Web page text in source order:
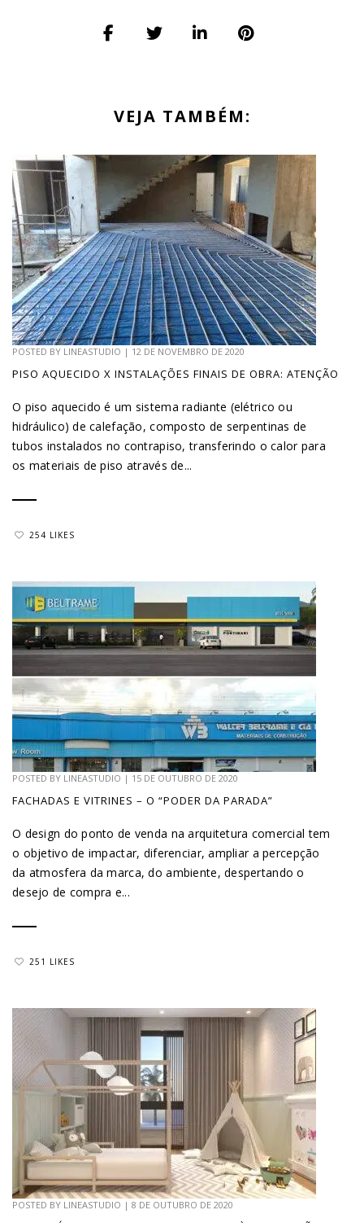
VEJA TAMBÉM:
POSTED BY LINEASTUDIO | 12 DE NOVEMBRO DE 2020
PISO AQUECIDO X INSTALAÇÕES FINAIS DE OBRA: ATENÇÃO
O piso aquecido é um sistema radiante (elétrico ou
hidráulico) de calefação, composto de serpentinas de
tubos instalados no contrapiso, transferindo o calor para
os materiais de piso através de...
254 LIKES
POSTED BY LINEASTUDIO | 15 DE OUTUBRO DE 2020
FACHADAS E VITRINES – O “PODER DA PARADA”
O design do ponto de venda na arquitetura comercial tem
o objetivo de impactar, diferenciar, ampliar a percepção
da atmosfera da marca, do ambiente, despertando o
desejo de compra e...
251 LIKES
POSTED BY LINEASTUDIO | 8 DE OUTUBRO DE 2020